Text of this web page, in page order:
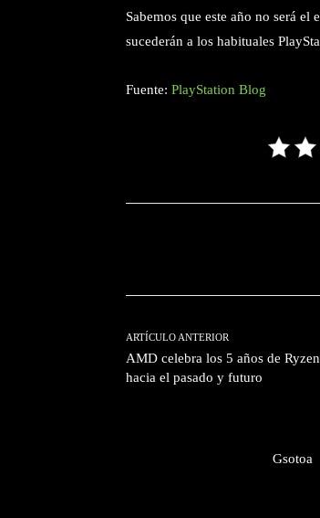
Sabemos que este año no será
sucederán a los habituales
Fuente: PlayStation Blog
ARTÍCULO ANTERIOR
AMD celebra los 5 años de
hacia el pasado y futuro
Gsotoa